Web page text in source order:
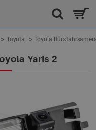
Yaris 2
Toyota Toyota